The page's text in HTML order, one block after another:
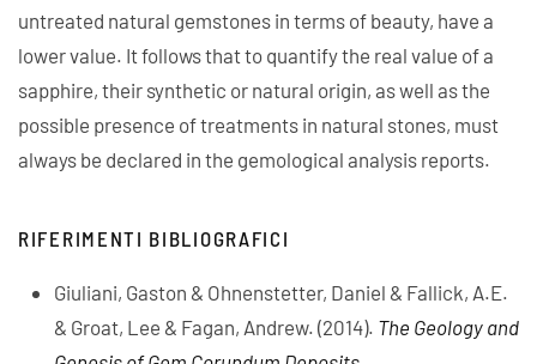
untreated natural gemstones in terms of beauty, have a
lower value. It follows that to quantify the real value of a
sapphire, their synthetic or natural origin, as well as the
possible presence of treatments in natural stones, must
always be declared in the gemological analysis reports.
RIFERIMENTI BIBLIOGRAFICI
Giuliani, Gaston & Ohnenstetter, Daniel & Fallick, A.E.
& Groat, Lee & Fagan, Andrew. (2014). The Geology and